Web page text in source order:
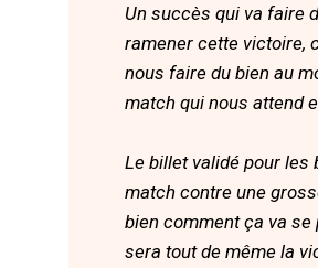
Un succès qui va faire
ramener cette victoire,
nous faire du bien au
match qui nous attend
Le billet validé pour les
match contre une
bien comment ça va se
sera tout de même la